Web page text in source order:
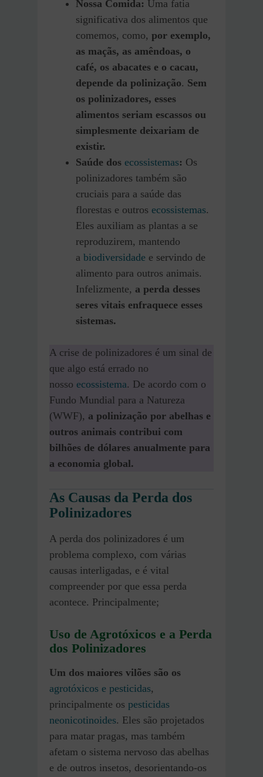
Nossa Comida: Uma fatia
significativa dos alimentos que
comemos, como, por exemplo,
as maçãs, as amêndoas, o
café, os abacates e o cacau,
depende da polinização. Sem
os polinizadores, esses
alimentos seriam escassos ou
simplesmente deixariam de
existir.
Saúde dos ecossistemas: Os
polinizadores também são
cruciais para a saúde das
florestas e outros ecossistemas.
Eles auxiliam as plantas a se
reproduzirem, mantendo
a biodiversidade e servindo de
alimento para outros animais.
Infelizmente, a perda desses
seres vitais enfraquece esses
sistemas.
A crise de polinizadores é um sinal de
que algo está errado no
nosso ecossistema. De acordo com o
Fundo Mundial para a Natureza
(WWF), a polinização por abelhas e
outros animais contribui com
bilhões de dólares anualmente para
a economia global.
As Causas da Perda dos
Polinizadores
A perda dos polinizadores é um
problema complexo, com várias
causas interligadas, e é vital
compreender por que essa perda
acontece. Principalmente;
Uso de Agrotóxicos e a Perda
dos Polinizadores
Um dos maiores vilões são os
agrotóxicos e pesticidas,
principalmente os pesticidas
neonicotinoides. Eles são projetados
para matar pragas, mas também
afetam o sistema nervoso das abelhas
e de outros insetos, desorientando-os